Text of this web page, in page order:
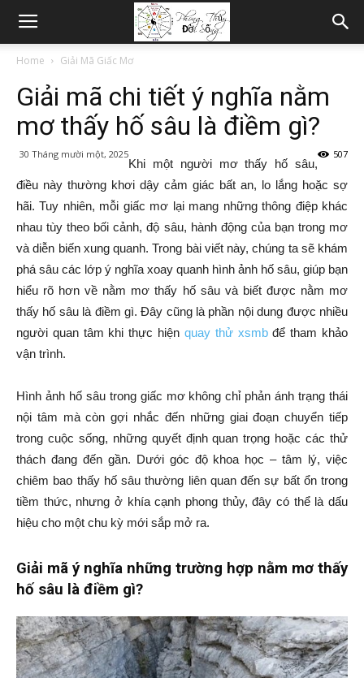
Home Giải Mã Giấc Mơ
Giải mã chi tiết ý nghĩa nằm
mơ thấy hố sâu là điềm gì?
30 Tháng mười một, 2025 507
Khi một người mơ thấy hố sâu,
điều này thường khơi dậy cảm giác bất an, lo lắng hoặc sợ
hãi. Tuy nhiên, mỗi giấc mơ lại mang những thông điệp khác
nhau tùy theo bối cảnh, độ sâu, hành động của bạn trong mơ
và diễn biến xung quanh. Trong bài viết này, chúng ta sẽ khám
phá sâu các lớp ý nghĩa xoay quanh hình ảnh hố sâu, giúp bạn
hiểu rõ hơn về nằm mơ thấy hố sâu và biết được nằm mơ
thấy hố sâu là điềm gì. Đây cũng là phần nội dung được nhiều
người quan tâm khi thực hiện quay thử xsmbđể tham khảo
vận trình.
Hình ảnh hố sâu trong giấc mơ không chỉ phản ánh trạng thái
nội tâm mà còn gợi nhắc đến những giai đoạn chuyển tiếp
trong cuộc sống, những quyết định quan trọng hoặc các thử
thách đang đến gần. Dưới góc độ khoa học – tâm lý, việc
chiêm bao thấy hố sâu thường liên quan đến sự bất ổn trong
tiềm thức, nhưng ở khía cạnh phong thủy, đây có thể là dấu
hiệu cho một chu kỳ mới sắp mở ra.
Giải mã ý nghĩa những trường hợp nằm mơ thấy
hố sâu là điềm gì?